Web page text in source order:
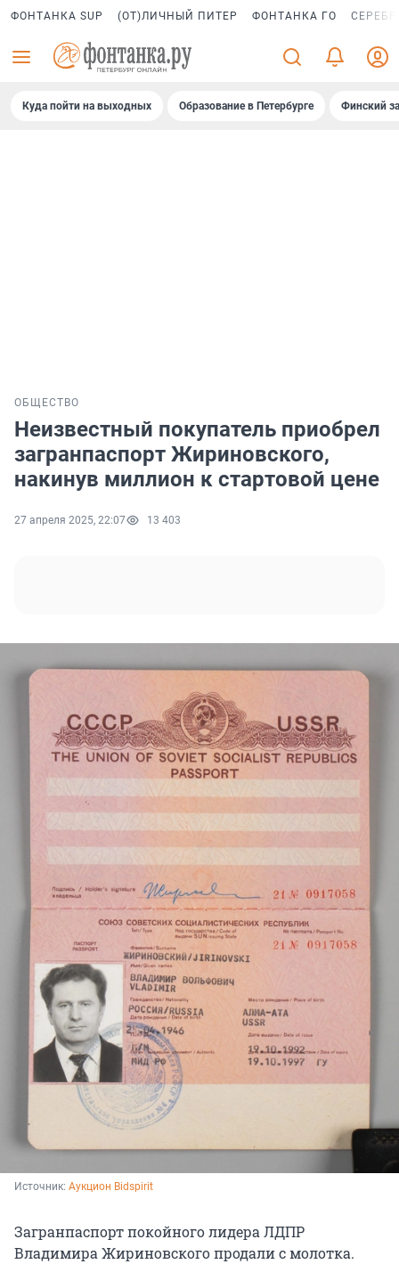
ФОНТАНКА SUP (ОТ)ЛИЧНЫЙ ПИТЕР ФОНТАНКА ГО
Куда пойти на выходных Образование в Петербурге Финский
ОБЩЕСТВО
Неизвестный покупатель приобрел
загранпаспорт Жириновского,
накинув миллион к стартовой цене
27 апреля 2025, 22:07 13 403
Источник: Аукцион Bidspirit
Загранпаспорт покойного лидера ЛДПР
Владимира Жириновского продали с молотка.